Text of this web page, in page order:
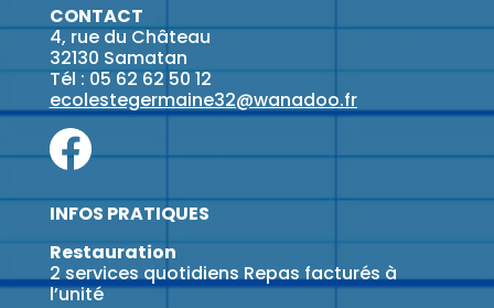
CONTACT
4, rue du Château
32130 Samatan
Tél : 05 62 62 50 12
ecolestegermaine32@wanadoo.fr
INFOS PRATIQUES
Restauration
2 services quotidiens Repas facturés à
l’unité